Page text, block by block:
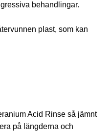
behandlingar.
plast, som kan
Acid Rinse så jämnt
på längderna och